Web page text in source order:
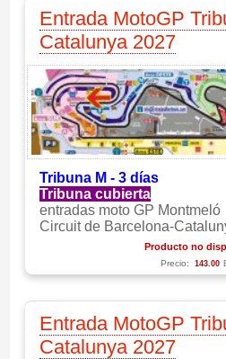
Entrada MotoGP
Catalunya 2027
Tribuna M - 3 días
Tribuna cubierta
entradas moto GP Montmeló
Circuit de Barcelona-
Producto no
Precio: 143.00
Entrada MotoGP
Catalunya 2027